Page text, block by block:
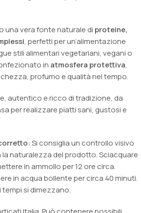
una vera fonte naturale di proteine,
, perfetti per un’alimentazione
stili alimentari vegetariani, vegani o
in atmosfera protettiva,
profumo e qualità nel tempo.
autentico e ricco di tradizione, da
per realizzare piatti sani, gustosi e
Si consiglia un controllo visivo
la naturalezza del prodotto. Sciacquare
in ammollo per 12 ore circa.
in acqua bollente per circa 40 minuti.
si dimezzano.